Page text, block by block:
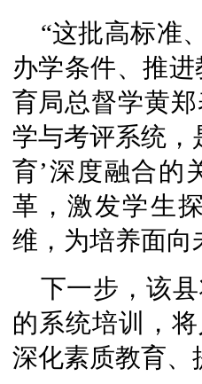
“这批高标准
办学条件、推
育局总督学黄
学与考评系统，
育’深度融合的
革，激发学生
维，为培养面向
下一步，该
的系统培训，
深化素质教育、